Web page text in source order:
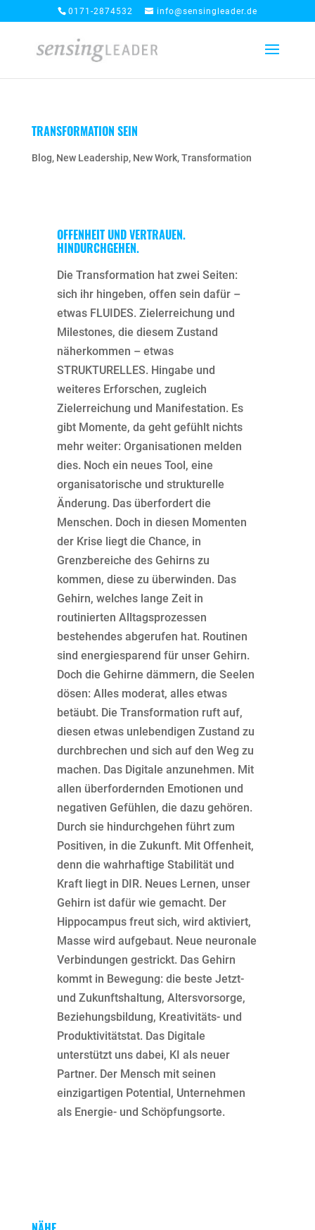
0171-2874532 info@sensingleader.de
TRANSFORMATION SEIN
Blog, New Leadership, New Work,Transformation
OFFENHEIT UND VERTRAUEN.
HINDURCHGEHEN.
Die Transformation hat zwei Seiten:
sich ihr hingeben, offen sein dafür –
etwas FLUIDES. Zielerreichung und
Milestones, die diesem Zustand
näherkommen – etwas
STRUKTURELLES. Hingabe und
weiteres Erforschen, zugleich
Zielerreichung und Manifestation. Es
gibt Momente, da geht gefühlt nichts
mehr weiter: Organisationen melden
dies. Noch ein neues Tool, eine
organisatorische und strukturelle
Änderung. Das überfordert die
Menschen. Doch in diesen Momenten
der Krise liegt die Chance, in
Grenzbereiche des Gehirns zu
kommen, diese zu überwinden. Das
Gehirn, welches lange Zeit in
routinierten Alltagsprozessen
bestehendes abgerufen hat. Routinen
sind energiesparend für unser Gehirn.
Doch die Gehirne dämmern, die Seelen
dösen: Alles moderat, alles etwas
betäubt. Die Transformation ruft auf,
diesen etwas unlebendigen Zustand zu
durchbrechen und sich auf den Weg zu
machen. Das Digitale anzunehmen. Mit
allen überfordernden Emotionen und
negativen Gefühlen, die dazu gehören.
Durch sie hindurchgehen führt zum
Positiven, in die Zukunft. Mit Offenheit,
denn die wahrhaftige Stabilität und
Kraft liegt in DIR. Neues Lernen, unser
Gehirn ist dafür wie gemacht. Der
Hippocampus freut sich, wird aktiviert,
Masse wird aufgebaut. Neue neuronale
Verbindungen gestrickt. Das Gehirn
kommt in Bewegung: die beste Jetzt-
und Zukunftshaltung, Altersvorsorge,
Beziehungsbildung, Kreativitäts- und
Produktivitätstat. Das Digitale
unterstützt uns dabei, KI als neuer
Partner. Der Mensch mit seinen
einzigartigen Potential, Unternehmen
als Energie- und Schöpfungsorte.